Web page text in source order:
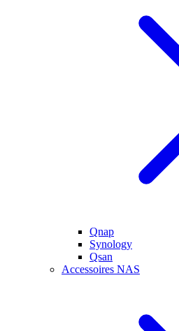
Qnap
Synology
Qsan
Accessoires NAS